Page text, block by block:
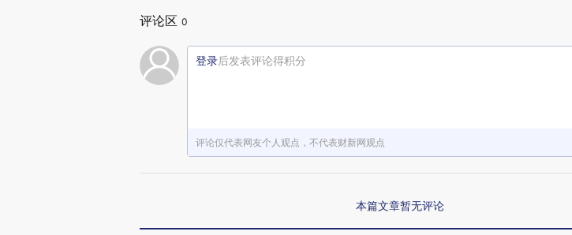
评论区 0
登录后发表评论得积分
评论仅代表网友个人观点，不代表财新网观点
本篇文章暂无评论